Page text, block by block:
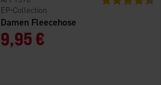
Damen Fleecehose
EP-Collection
9,95 €